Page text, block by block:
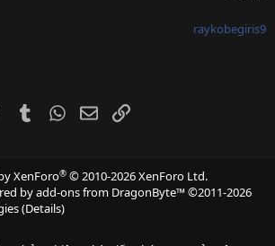
raykobegiris9
PinterestTumblrWhatsApp
EmailLink
XenForo® © 2010-2026 XenForo Ltd.
byadd-ons from DragonByte™©2011-2026
(Details)